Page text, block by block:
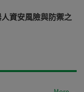
資安風險與防禦之